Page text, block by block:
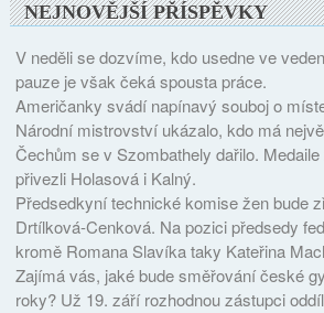
NEJNOVĚJŠÍ PŘÍSPĚVKY
V neděli se dozvíme, kdo usedne ve
pauze je však čeká spousta práce.
Američanky svádí napínavý souboj o
Národní mistrovství ukázalo, kdo má
Čechům se v Szombathely dařilo.
přivezli Holasová i Kalný.
Předsedkyní technické komise žen bude
Drtílková-Cenková. Na pozici předsedy
kromě Romana Slavíka taky Kateřina
Zajímá vás, jaké bude směřování české
roky? Už 19. září rozhodnou zástupci